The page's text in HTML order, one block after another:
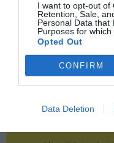
I want to opt-out of
Retention, Sale,
Personal Data that
Purposes for which
Opted Out
CONFIRM
Data Deletion